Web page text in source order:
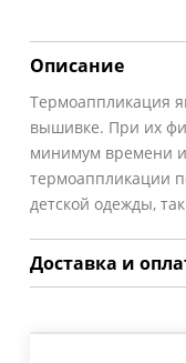
Описание
Термоаппликация
вышивке. При их
минимум времени и
термоаппликации
детской одежды,
Доставка и